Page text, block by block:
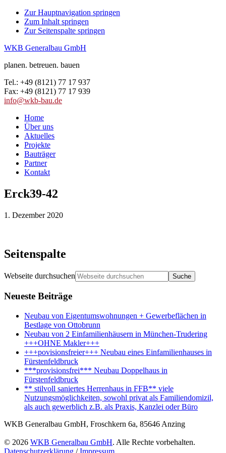
Zur Hauptnavigation springen
Zum Inhalt springen
Zur Seitenspalte springen
WKB Generalbau GmbH
planen. betreuen. bauen
Tel.: +49 (8121) 77 17 937
Fax: +49 (8121) 77 17 939
info@wkb-bau.de
Home
Über uns
Aktuelles
Projekte
Bauträger
Partner
Kontakt
Erck39-42
1. Dezember 2020
Seitenspalte
Webseite durchsuchen
Neueste Beiträge
Neubau von Eigentumswohnungen + Gewerbeflächen in
Bestlage von Ottobrunn
Neubau von 2 Einfamilienhäusern in München-Trudering
+++OHNE Makler+++
+++povisionsfreier+++ Neubau eines Einfamilienhauses in
Fürstenfeldbruck
***provisionsfrei*** Neubau Doppelhaus in
Fürstenfeldbruck
** stilvoll saniertes Herrenhaus in FFB** viele
Nutzungsmöglichkeiten, sowohl privat als Familiendomizil,
als auch gewerblich z.B. als Praxis, Kanzlei oder Büro
WKB Generalbau GmbH, Froschkern 6a, 85646 Anzing
© 2026 WKB Generalbau GmbH. Alle Rechte vorbehalten.
Datenschutzerklärung /Impressum